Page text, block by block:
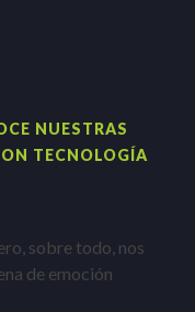
NUESTRAS
TECNOLOGÍA
sobre todo, nos
de emoción